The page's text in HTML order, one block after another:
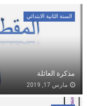
السنة الثانية الابتدائي
مذكرة العائلة
مارس 17, 2019